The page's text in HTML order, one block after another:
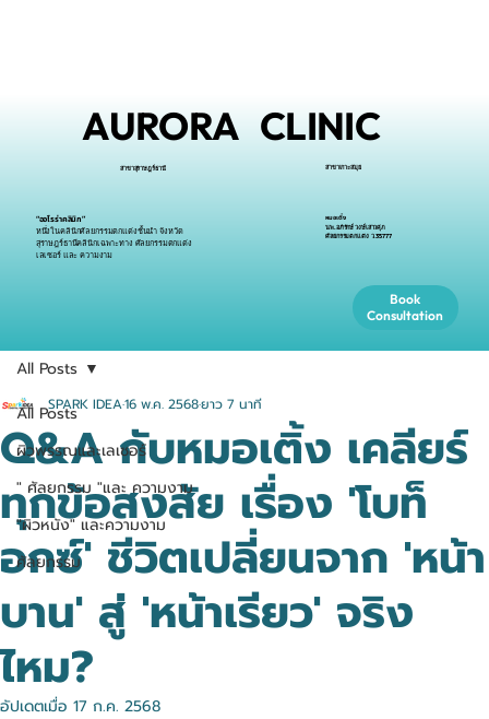
สาขาสุราษฎร์ธานี สาขาเกาะสมุย
หมอเติ้ง
นพ.อภิรักษ์ วงษ์เสาวศุภ
ศัลยกรรมตกแต่ง ว.35777
AURORA CLINIC
Book
Consultation
“ออโรร่าคลินิก”
หนึ่งในคลินิกศัลยกรรมตกแต่งชั้นนำ จังหวัด
สุราษฎร์ธานีคลินิกเฉพาะทาง ศัลยกรรมตกแต่ง
เลเซอร์ และ ความงาม
All Posts
ผิวพรรณและเลเซอร์
" ศัลยกรรม "และ ความงาม
"ผิวหนัง" และความงาม
ศัลยกรรม
All Posts
Q&A กับหมอเติ้ง เคลียร์
ทุกข้อสงสัย เรื่อง 'โบท็
อกซ์' ชีวิตเปลี่ยนจาก 'หน้า
บาน' สู่ 'หน้าเรียว' จริง
ไหม?
SPARK IDEA16 พ.ค. 2568ยาว 7 นาที
อัปเดตเมื่อ 17 ก.ค. 2568